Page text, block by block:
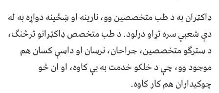
ډاکټران به د طب متخصصین وو، نارینه او ښځینه دواړه به له
دې شعبې سره تړاو درلود. د طب متخصص ډاکټرانو ترڅنګ،
د سترګو متخصصین، جراحان، نرسان او داسې کسان هم
موجود وو، چې د خلکو خدمت به یې کاوه، او ان څو
چوکیداران هم کار کاوه.